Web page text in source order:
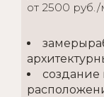
от 2500 руб./
создание